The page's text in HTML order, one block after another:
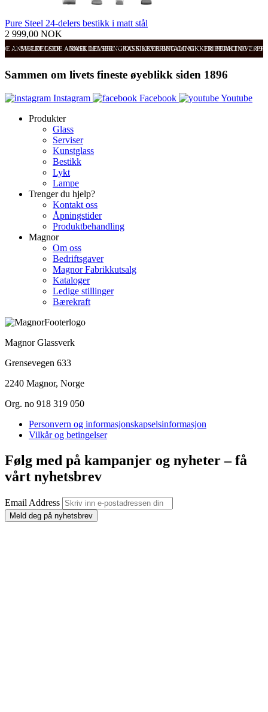
Pure Steel 24-delers bestikk i matt stål
2 999,00 NOK
ANMELDELSER RASK LEVERING OG SIKKER BETALING FRI FRAKT OVER
SVÆRT GODE ANMELDELSER RASK LEVERING OG SIKKER BETALING
Sammen om livets fineste øyeblikk siden 1896
Instagram Facebook
Youtube
Produkter
Glass
Serviser
Kunstglass
Bestikk
Lykt
Lampe
Trenger du hjelp?
Kontakt oss
Åpningstider
Produktbehandling
Magnor
Om oss
Bedriftsgaver
Magnor Fabrikkutsalg
Kataloger
Ledige stillinger
Bærekraft
Magnor Glassverk
Grensevegen 633
2240 Magnor, Norge
Org. no 918 319 050
Personvern og informasjonskapselsinformasjon
Vilkår og betingelser
Følg med på kampanjer og nyheter – få
vårt nyhetsbrev
Email Address
Meld deg på nyhetsbrev